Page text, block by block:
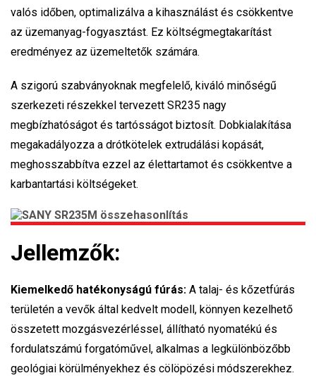
valós időben, optimalizálva a kihasználást és csökkentve
az üzemanyag-fogyasztást. Ez költségmegtakarítást
eredményez az üzemeltetők számára.
A szigorú szabványoknak megfelelő, kiváló minőségű
szerkezeti részekkel tervezett SR235 nagy
megbízhatóságot és tartósságot biztosít. Dobkialakítása
megakadályozza a drótkötelek extrudálási kopását,
meghosszabbítva ezzel az élettartamot és csökkentve a
karbantartási költségeket.
Jellemzők:
Kiemelkedő hatékonyságú fúrás: A talaj- és kőzetfúrás
területén a vevők által kedvelt modell, könnyen kezelhető
összetett mozgásvezérléssel, állítható nyomatékú és
fordulatszámú forgatóművel, alkalmas a legkülönbözőbb
geológiai körülményekhez és cölöpözési módszerekhez.